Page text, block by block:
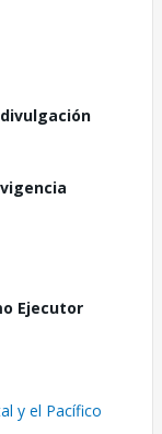
Ejecutor
y el Pacífico